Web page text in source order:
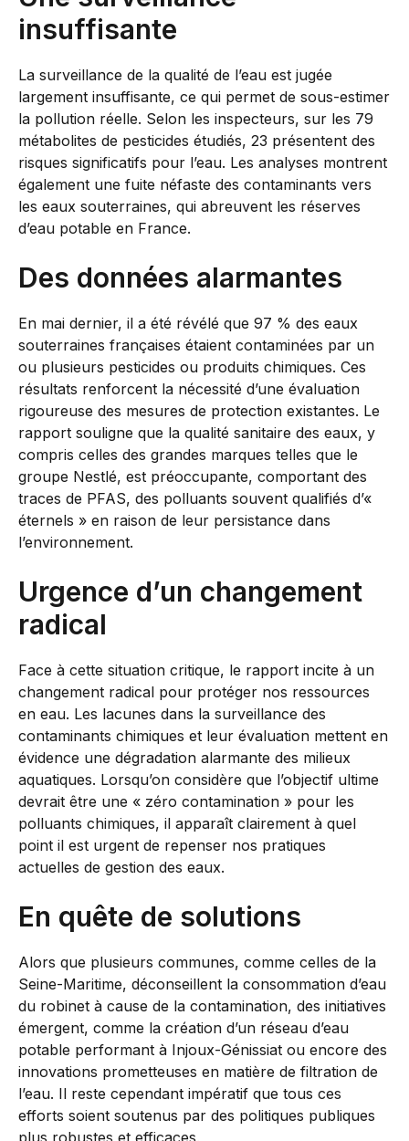
insuffisante
La surveillance de la qualité de l’eau est jugée
largement insuffisante, ce qui permet de sous-estimer
la pollution réelle. Selon les inspecteurs, sur les 79
métabolites de pesticides étudiés, 23 présentent des
risques significatifs pour l’eau. Les analyses montrent
également une fuite néfaste des contaminants vers
les eaux souterraines, qui abreuvent les réserves
d’eau potable en France.
Des données alarmantes
En mai dernier, il a été révélé que 97 % des eaux
souterraines françaises étaient contaminées par un
ou plusieurs pesticides ou produits chimiques. Ces
résultats renforcent la nécessité d’une évaluation
rigoureuse des mesures de protection existantes. Le
rapport souligne que la qualité sanitaire des eaux, y
compris celles des grandes marques telles que le
groupe Nestlé, est préoccupante, comportant des
traces de PFAS, des polluants souvent qualifiés d’«
éternels » en raison de leur persistance dans
l’environnement.
Urgence d’un changement
radical
Face à cette situation critique, le rapport incite à un
changement radical pour protéger nos ressources
en eau. Les lacunes dans la surveillance des
contaminants chimiques et leur évaluation mettent en
évidence une dégradation alarmante des milieux
aquatiques. Lorsqu’on considère que l’objectif ultime
devrait être une « zéro contamination » pour les
polluants chimiques, il apparaît clairement à quel
point il est urgent de repenser nos pratiques
actuelles de gestion des eaux.
En quête de solutions
Alors que plusieurs communes, comme celles de la
Seine-Maritime, déconseillent la consommation d’eau
du robinet à cause de la contamination, des initiatives
émergent, comme la création d’un réseau d’eau
potable performant à Injoux-Génissiat ou encore des
innovations prometteuses en matière de filtration de
l’eau. Il reste cependant impératif que tous ces
efforts soient soutenus par des politiques publiques
plus robustes et efficaces.